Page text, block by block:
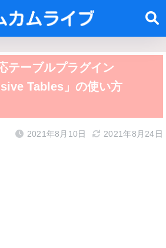
テーブルプラグイン
Tables」の使い方
2021年8月10日 2021年8月24日